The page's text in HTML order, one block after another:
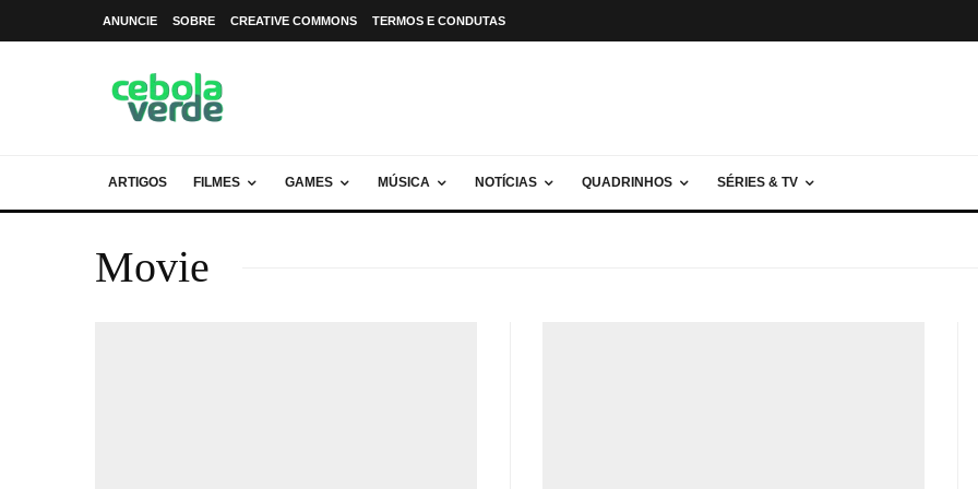
ANUNCIE SOBRE CREATIVE COMMONS TERMOS E CONDUTAS
ARTIGOS FILMES GAMES MÚSICA NOTÍCIAS QUADRINHOS SÉRIES & TV
Movie